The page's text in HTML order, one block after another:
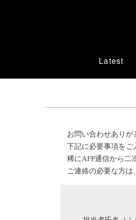
Latest
お問い合わせありが
下記に必要事項をご
稀にAFP通信から二
ご連絡の必要な方は